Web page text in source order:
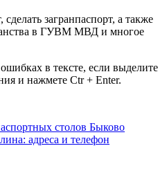
загранпаспорт, а также
в ГУВМ МВД и многое
в тексте, если выделите
и нажмете Ctr + Enter.
столов Быково
адреса и телефон